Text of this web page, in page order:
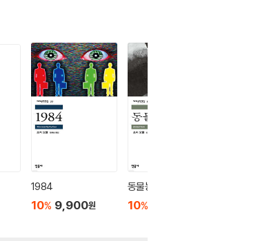
1984
10% 9,900원
동물농장
10%